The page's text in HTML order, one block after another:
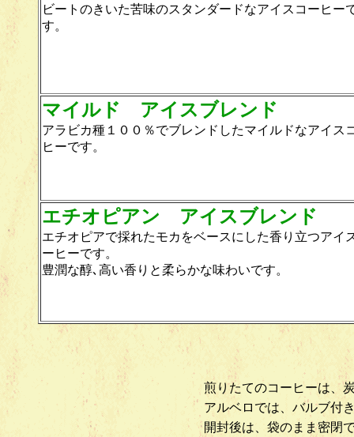
ビートのきいた苦味のスタンダードなアイスコーヒー
す。
マイルド アイスブレンド
アラビカ種１００％でブレンドしたマイルドなアイス
ヒーです。
エチオピアン アイスブレン
エチオピアで採れたモカをベースにした香り立つアイ
ーヒーです。
豊潤な醇､高い香りと柔らかな味わいです。
煎りたてのコーヒーは 、
アルベロでは、バルブ付
開封後は、袋のまま密閉